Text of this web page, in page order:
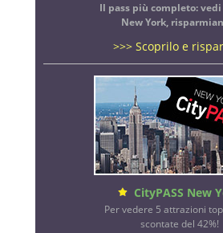
Il pass più completo:
New York,
>>> Scoprilo e
CityPASS New
Per vedere 5 attrazioni
scontate del 42%!